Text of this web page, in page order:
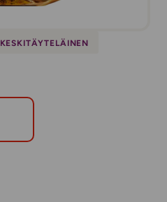
KESKITÄYTELÄINEN